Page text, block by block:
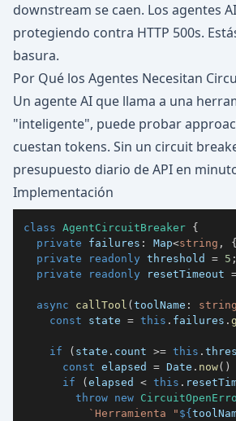
downstream se caen. Los agentes
protegiendo contra HTTP 500s.
basura.
Por Qué los Agentes Necesitan
Un agente AI que llama a una
"inteligente", puede probar
cuestan tokens. Sin un circuit
presupuesto diario de API en
Implementación
class AgentCircuitBreaker {
private failures : Map<string , {
private
readonly threshold = 5 ;
private
readonly resetTimeout
async callTool (toolName : string
const state = this . failures .
if ( state . count >= this .
const elapsed = Date . now( )
if
(elapsed < this .
throw new
` Herramienta " ${